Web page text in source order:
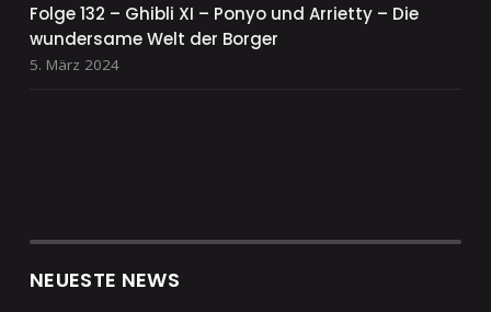
Folge 132 – Ghibli XI – Ponyo und Arrietty – Die
wundersame Welt der Borger
5. März 2024
NEUESTE NEWS